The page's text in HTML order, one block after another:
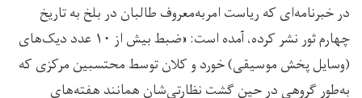
در خبرنامه‌ای که ریاست امربه‌معروف طالبان در بلخ به تاریخ
چهارم ثور نشر کرده، آمده است: «ضبط بیش از ۱۰ عدد دیک‌های
(وسایل پخش موسیقی) خورد و کلان توسط محتسبین مرکزی که
به‌طور گروهی در حین گشت نظارتی‌شان همانند هفته‌های